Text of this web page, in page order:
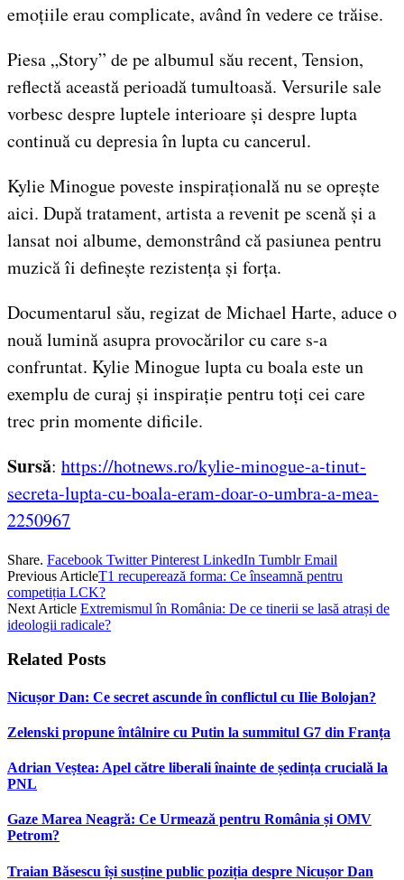
emoțiile erau complicate, având în vedere ce trăise.
Piesa „Story” de pe albumul său recent, Tension,
reflectă această perioadă tumultoasă. Versurile sale
vorbesc despre luptele interioare și despre lupta
continuă cu depresia în lupta cu cancerul.
Kylie Minogue poveste inspirațională nu se oprește
aici. După tratament, artista a revenit pe scenă și a
lansat noi albume, demonstrând că pasiunea pentru
muzică îi definește rezistența și forța.
Documentarul său, regizat de Michael Harte, aduce o
nouă lumină asupra provocărilor cu care s-a
confruntat. Kylie Minogue lupta cu boala este un
exemplu de curaj și inspirație pentru toți cei care
trec prin momente dificile.
Sursă: https://hotnews.ro/kylie-minogue-a-tinut-
secreta-lupta-cu-boala-eram-doar-o-umbra-a-mea-
2250967
Share. Facebook Twitter Pinterest LinkedIn Tumblr Email
Previous ArticleT1 recuperează forma: Ce înseamnă pentru
competiția LCK?
Next Article Extremismul în România: De ce tinerii se lasă atrași de
ideologii radicale?
Related Posts
Nicușor Dan: Ce secret ascunde în conflictul cu Ilie Bolojan?
Zelenski propune întâlnire cu Putin la summitul G7 din Franța
Adrian Veștea: Apel către liberali înainte de ședința crucială la
PNL
Gaze Marea Neagră: Ce Urmează pentru România și OMV
Petrom?
Traian Băsescu își susține public poziția despre Nicușor Dan